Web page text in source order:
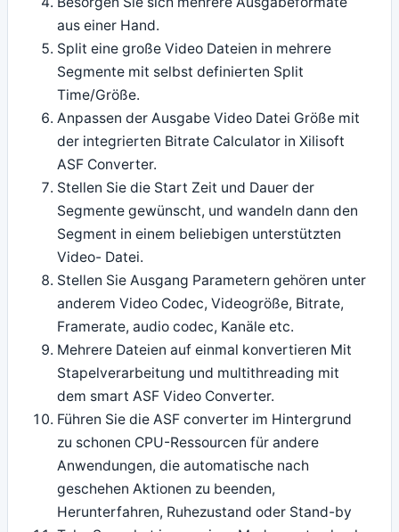
aus einer Hand.
Split eine große Video Dateien in mehrere
Segmente mit selbst definierten Split
Time/Größe.
Anpassen der Ausgabe Video Datei Größe mit
der integrierten Bitrate Calculator in Xilisoft
ASF Converter.
Stellen Sie die Start Zeit und Dauer der
Segmente gewünscht, und wandeln dann den
Segment in einem beliebigen unterstützten
Video- Datei.
Stellen Sie Ausgang Parametern gehören unter
anderem Video Codec, Videogröße, Bitrate,
Framerate, audio codec, Kanäle etc.
Mehrere Dateien auf einmal konvertieren Mit
Stapelverarbeitung und multithreading mit
dem smart ASF Video Converter.
Führen Sie die ASF converter im Hintergrund
zu schonen CPU-Ressourcen für andere
Anwendungen, die automatische nach
geschehen Aktionen zu beenden,
Herunterfahren, Ruhezustand oder Stand-by